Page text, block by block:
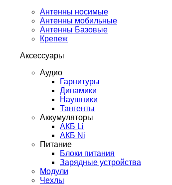
Антенны носимые
Антенны мобильные
Антенны Базовые
Крепеж
Аксессуары
Аудио
Гарнитуры
Динамики
Наушники
Тангенты
Аккумуляторы
АКБ Li
АКБ Ni
Питание
Блоки питания
Зарядные устройства
Модули
Чехлы